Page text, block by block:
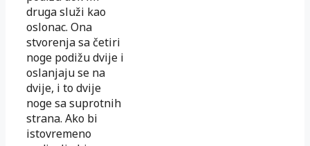
druga služi kao
oslonac. Ona
stvorenja sa četiri
noge podižu dvije i
oslanjaju se na
dvije, i to dvije
noge sa suprotnih
strana. Ako bi
istovremeno